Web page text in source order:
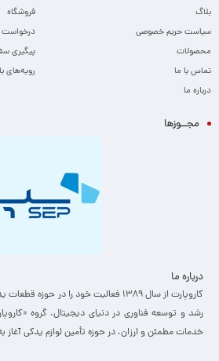
بلاگ
سیاست حریم خصوصی
محصولات
تماس با ما
درباره ما
فروشگاه
پیگیری
رویه‌های
مجــوزها
درباره ما
کاروپارت از سال ۱۳۸۹ فعالیت خود را در
خدمات مطمئن و ارزان، ­در حوزه تأمین لوازم یدکی آغاز